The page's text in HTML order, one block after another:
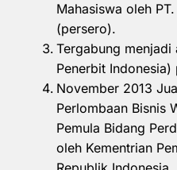
Mahasiswa oleh
(persero).
Tergabung menjadi
Penerbit Indonesia)
November 2013
Perlombaan Bisnis
Pemula Bidang
oleh Kementrian